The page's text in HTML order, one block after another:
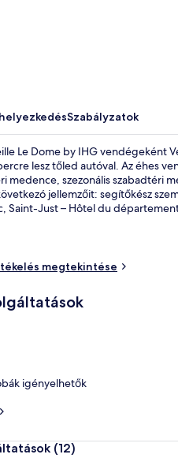
Szabályzatok
Le Dome by IHG vendégeként
lesz tőled autóval. Az éhes
medence, szezonális szabadtéri
jellemzőit: segítőkész
Saint-Just – Hôtel du
megtekintése
igényelhetők
(12)